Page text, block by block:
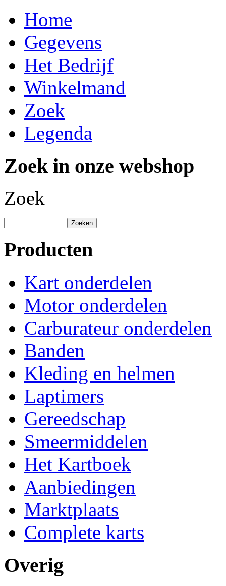
Home
Gegevens
Het Bedrijf
Winkelmand
Zoek
Legenda
Zoek in onze webshop
Zoek
Producten
Kart onderdelen
Motor onderdelen
Carburateur onderdelen
Banden
Kleding en helmen
Laptimers
Gereedschap
Smeermiddelen
Het Kartboek
Aanbiedingen
Marktplaats
Complete karts
Overig